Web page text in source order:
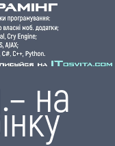
– на